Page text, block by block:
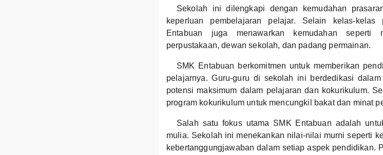
Sekolah ini dilengkapi dengan kemudahan
keperluan pembelajaran pelajar. Selain kelas-
Entabuan juga menawarkan kemudahan seperti
perpustakaan, dewan sekolah, dan padang permainan.
SMK Entabuan berkomitmen untuk memberikan
pelajarnya. Guru-guru di sekolah ini berdedikasi
potensi maksimum dalam pelajaran dan kokurikulum.
program kokurikulum untuk mencungkil bakat dan minat
Salah satu fokus utama SMK Entabuan adalah
mulia. Sekolah ini menekankan nilai-nilai murni seperti
kebertanggungjawaban dalam setiap aspek pendidikan.